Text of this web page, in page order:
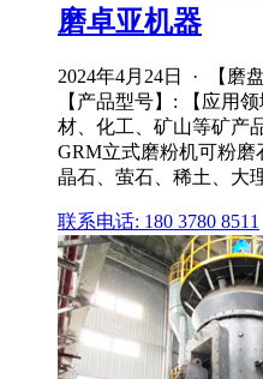
磨卓亚机器
2024年4月24日 · 【磨
【产品型号】: 【应用
材、化工、矿山等矿产
GRM立式磨粉机可粉
晶石、萤石、稀土、大
联系电话: 180 3780 8511